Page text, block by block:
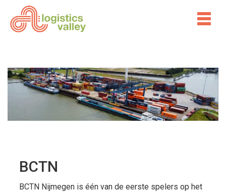
BCTN
BCTN Nijmegen is één van de eerste spelers op het